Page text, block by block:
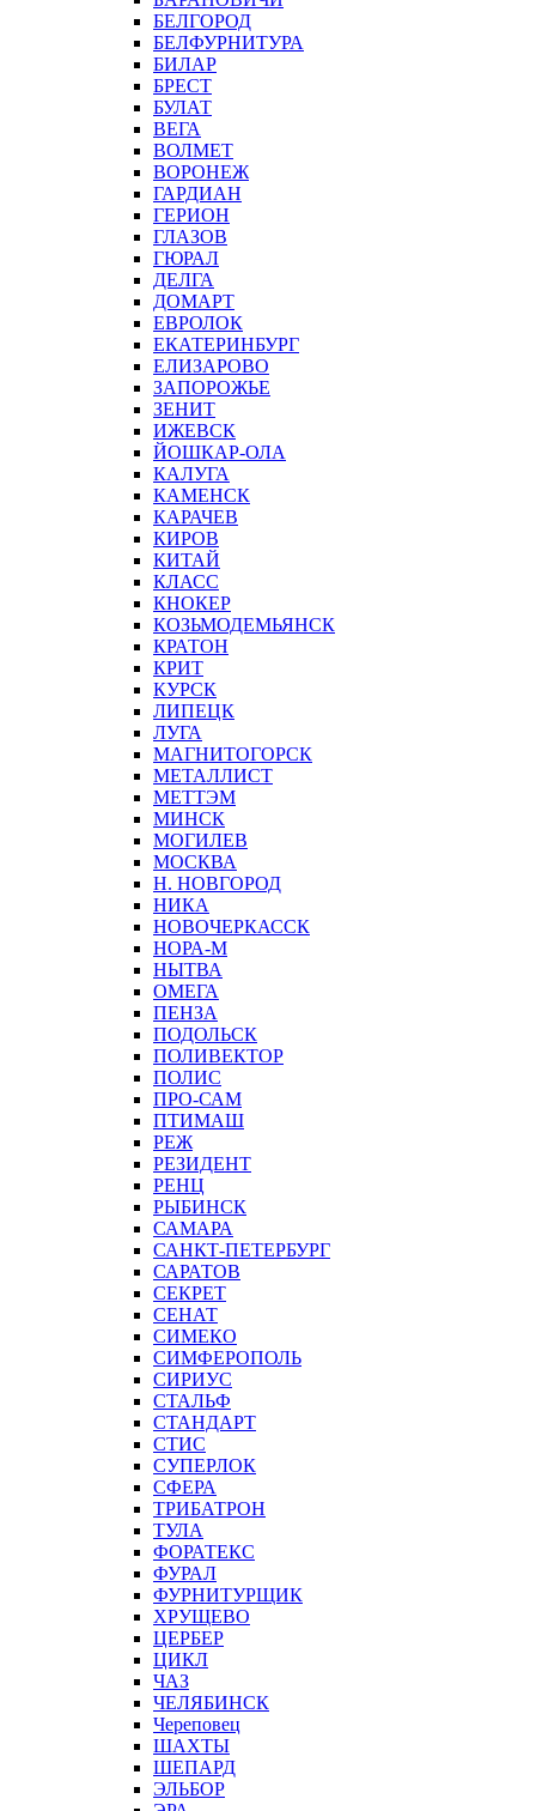
БЕЛГОРОД
БЕЛФУРНИТУРА
БИЛАР
БРЕСТ
БУЛАТ
ВЕГА
ВОЛМЕТ
ВОРОНЕЖ
ГАРДИАН
ГЕРИОН
ГЛАЗОВ
ГЮРАЛ
ДЕЛГА
ДОМАРТ
ЕВРОЛОК
ЕКАТЕРИНБУРГ
ЕЛИЗАРОВО
ЗАПОРОЖЬЕ
ЗЕНИТ
ИЖЕВСК
ЙОШКАР-ОЛА
КАЛУГА
КАМЕНСК
КАРАЧЕВ
КИРОВ
КИТАЙ
КЛАСС
КНОКЕР
КОЗЬМОДЕМЬЯНСК
КРАТОН
КРИТ
КУРСК
ЛИПЕЦК
ЛУГА
МАГНИТОГОРСК
МЕТАЛЛИСТ
МЕТТЭМ
МИНСК
МОГИЛЕВ
МОСКВА
Н. НОВГОРОД
НИКА
НОВОЧЕРКАССК
НОРА-М
НЫТВА
ОМЕГА
ПЕНЗА
ПОДОЛЬСК
ПОЛИВЕКТОР
ПОЛИС
ПРО-САМ
ПТИМАШ
РЕЖ
РЕЗИДЕНТ
РЕНЦ
РЫБИНСК
САМАРА
САНКТ-ПЕТЕРБУРГ
САРАТОВ
СЕКРЕТ
СЕНАТ
СИМЕКО
СИМФЕРОПОЛЬ
СИРИУС
СТАЛЬФ
СТАНДАРТ
СТИС
СУПЕРЛОК
СФЕРА
ТРИБАТРОН
ТУЛА
ФОРАТЕКС
ФУРАЛ
ФУРНИТУРЩИК
ХРУЩЕВО
ЦЕРБЕР
ЦИКЛ
ЧАЗ
ЧЕЛЯБИНСК
Череповец
ШАХТЫ
ШЕПАРД
ЭЛЬБОР